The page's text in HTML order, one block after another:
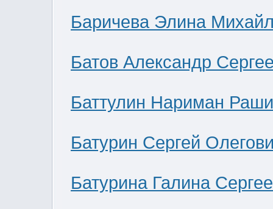
Баричева Элина
Батов Александр
Баттулин Нариман
Батурин Сергей
Батурина Галина